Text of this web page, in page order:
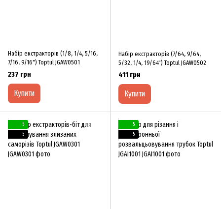
Набір екстракторів (1/8, 1/4, 5/16,
7/16, 9/16") Toptul JGAW0501
237 грн
Купити
Набір екстракторів (7/64, 9/64,
5/32, 1/4, 19/64") Toptul JGAW0502
411 грн
Купити
5
5
5
5